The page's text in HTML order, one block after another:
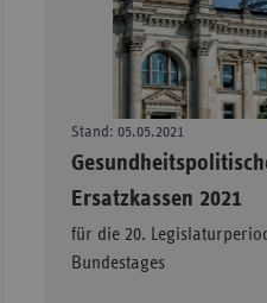
Stand: 05.05.2021
–
Ersatzkassen 2021
für die 20.
Bundestages